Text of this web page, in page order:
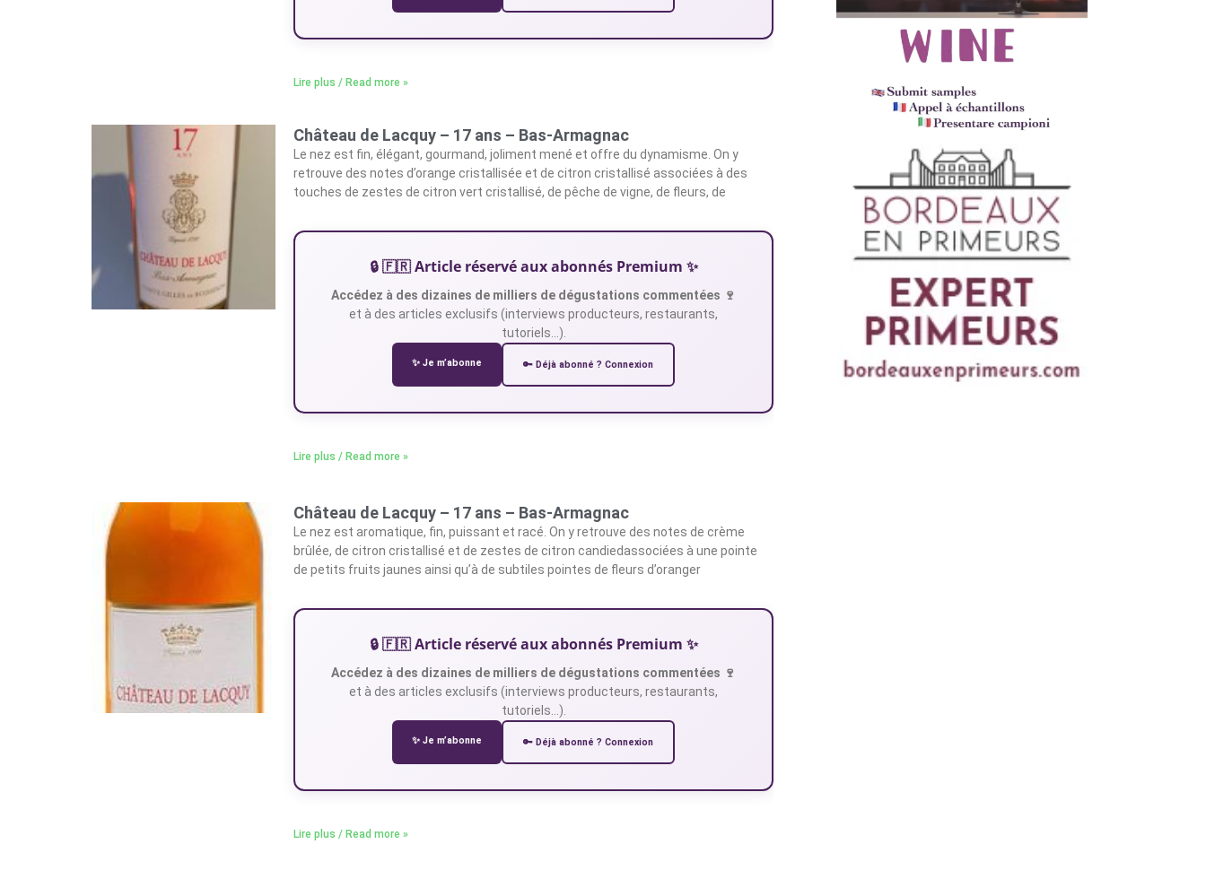
Lire plus / Read more »
Château de Lacquy – 17 ans – Bas-Armagnac
Le nez est fin, élégant, gourmand, joliment mené et offre du dynamisme. On y
retrouve des notes d’orange cristallisée et de citron cristallisé associées à des
touches de zestes de citron vert cristallisé, de pêche de vigne, de fleurs, de
🔒 🇫🇷 Article réservé aux abonnés Premium ✨
Accédez à des dizaines de milliers de dégustations commentées 🍷
et à des articles exclusifs (interviews producteurs, restaurants,
tutoriels…).
✨ Je m’abonne 🔑 Déjà abonné ? Connexion
Lire plus / Read more »
Château de Lacquy – 17 ans – Bas-Armagnac
Le nez est aromatique, fin, puissant et racé. On y retrouve des notes de crème
brûlée, de citron cristallisé et de zestes de citron candiedassociées à une pointe
de petits fruits jaunes ainsi qu’à de subtiles pointes de fleurs d’oranger
🔒 🇫🇷 Article réservé aux abonnés Premium ✨
Accédez à des dizaines de milliers de dégustations commentées 🍷
et à des articles exclusifs (interviews producteurs, restaurants,
tutoriels…).
✨ Je m’abonne 🔑 Déjà abonné ? Connexion
Lire plus / Read more »